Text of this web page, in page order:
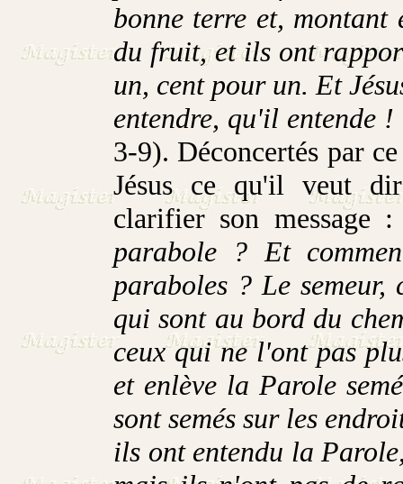
bonne terre et, montant
du fruit, et ils ont
un, cent pour un. Et
entendre, qu'il entende !
3-9). Déconcertés par
Jésus ce qu'il veut
clarifier son message
parabole ? Et
paraboles ? Le
qui sont au bord du
ceux qui ne l'ont pas
et enlève la Parole
sont semés sur les
ils ont entendu la